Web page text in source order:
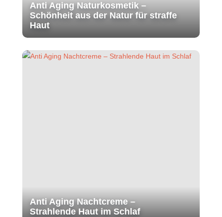
Anti Aging Naturkosmetik –
Schönheit aus der Natur für straffe
Haut
Anti Aging Nachtcreme –
Strahlende Haut im Schlaf